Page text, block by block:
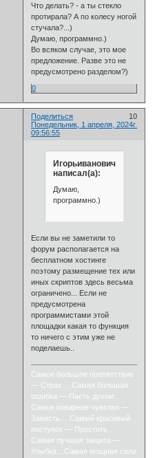
Что делать? - а ты стекло
протирала? А по колесу ногой
стучала?...)
Думаю, программно.)
Во всяком случае, это мое
предложение. Разве это не
предусмотрено разделом?)
0
Поделиться
10
Понедельник, 1 апреля, 2024г.
09:56:55
Игорьиванович
написал(а):
Думаю,
программно.)
Если вы не заметили то
форум располагается на
бесплатном хостинге
поэтому размещение тех или
иных скриптов здесь весьма
ограничено... Если не
предусмотрена
программистами этой
площадки какая то функция
то ничего с этим уже не
поделаешь..
Самое большое препятствие
— Страх… Самая большая
ошибка — Пасть духом…
Самое коварное чувство —
Зависть… Самый красивый
поступок — Простить…
Самая лучшая защита —
Улыбка…Самая мощная сила